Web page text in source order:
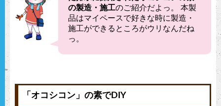
の製造・施工のご紹介だよっ。 本製
品はマイペースで好きな時に製造・
施工ができるところがウリなんだね
っ。
「オコシコン」の素でDIY